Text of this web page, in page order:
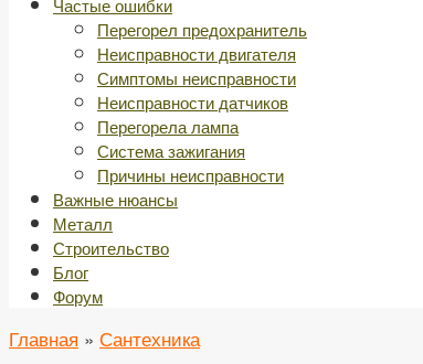
Частые ошибки
Перегорел предохранитель
Неисправности двигателя
Симптомы неисправности
Неисправности датчиков
Перегорела лампа
Система зажигания
Причины неисправности
Важные нюансы
Металл
Строительство
Блог
Форум
Главная » Сантехника